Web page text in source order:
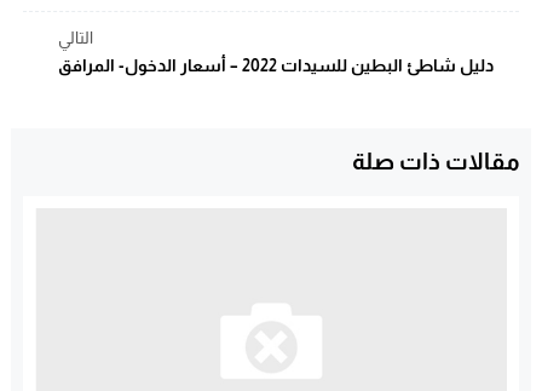
التالي
دليل شاطئ البطين للسيدات 2022 – أسعار الدخول- المرافق
مقالات ذات صلة